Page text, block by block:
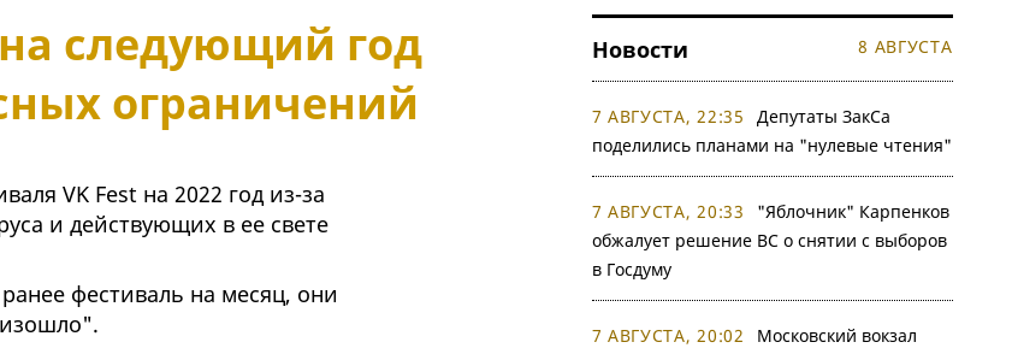
следующий год
ограничений
VK Fest на 2022 год из-за
и действующих в ее свете
фестиваль на месяц, они
Новости 8 АВГУСТА
7 АВГУСТА, 22:35
Депутаты ЗакСа
поделились планами на "нулевые чтения"
7 АВГУСТА, 20:33
"Яблочник" Карпенков
обжалует решение ВС о снятии с выборов
в Госдуму
7 АВГУСТА, 20:02
Московский вокзал